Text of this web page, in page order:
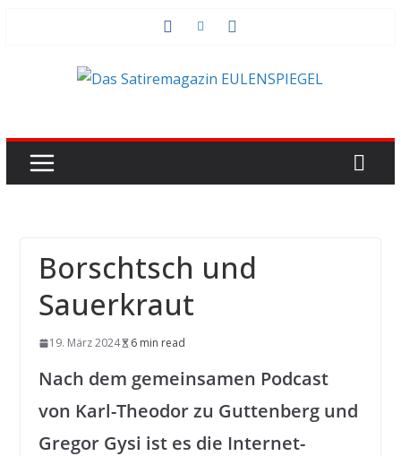
Borschtsch und
Sauerkraut
19. März 2024 6 min read
Nach dem gemeinsamen Podcast
von Karl-Theodor zu Guttenberg und
Gregor Gysi ist es die Internet-